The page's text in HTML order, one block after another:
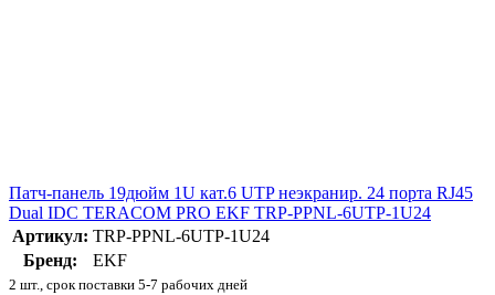
Патч-панель 19дюйм 1U кат.6 UTP неэкранир. 24 порта RJ45
Dual IDC TERACOM PRO EKF TRP-PPNL-6UTP-1U24
Артикул: TRP-PPNL-6UTP-1U24
Бренд:
EKF
2 шт., срок поставки 5-7 рабочих дней